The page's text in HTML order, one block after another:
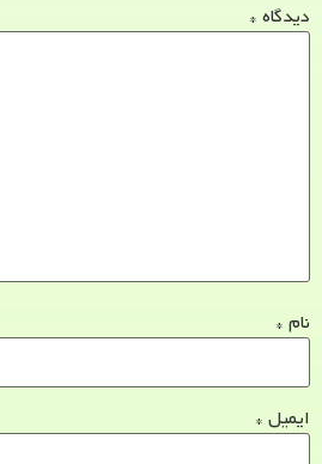
دیدگاه *
نام *
ایمیل *